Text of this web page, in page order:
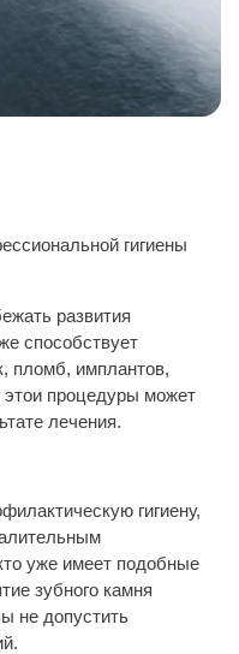
гигиены
развития
способствует
пломб, имплантов,
процедуры может
лечения.
гигиену,
уже имеет подобные
зубного камня
не допустить